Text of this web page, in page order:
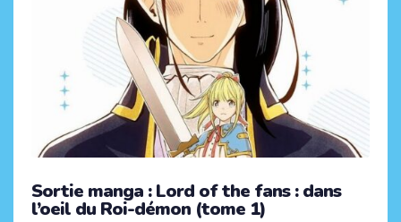
Sortie manga : Lord of the fans : dans
l’oeil du Roi-démon (tome 1)